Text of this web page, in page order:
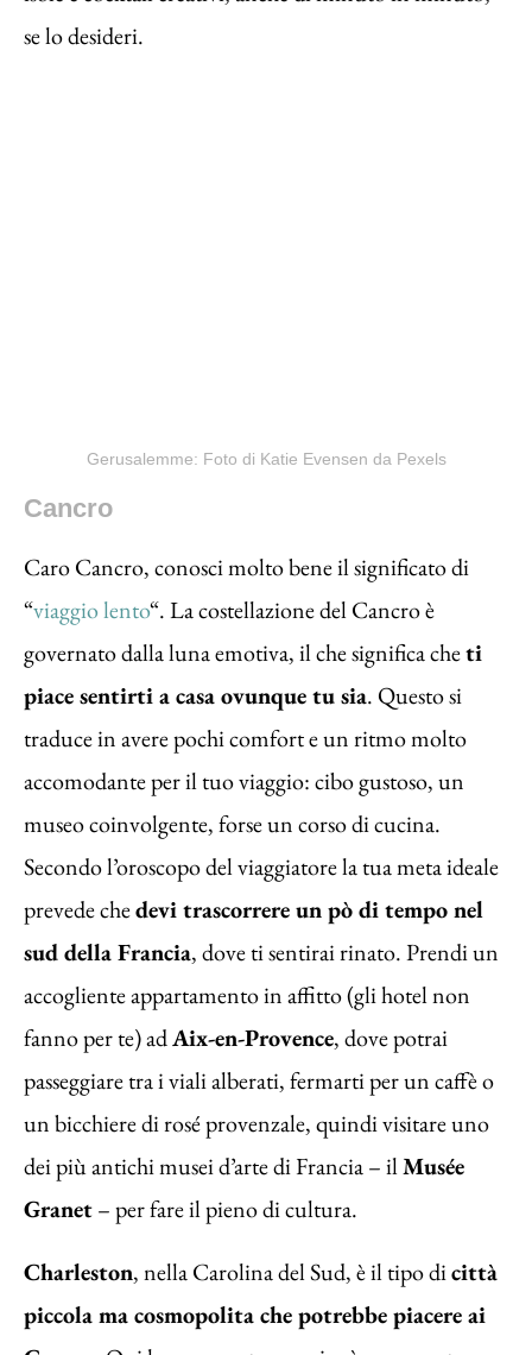
se lo desideri.
Gerusalemme: Foto di Katie Evensen da Pexels
Cancro
Caro Cancro, conosci molto bene il significato di
“viaggio lento“. La costellazione del Cancro è
governato dalla luna emotiva, il che significa cheti
piace sentirti a casa ovunque tu sia. Questo si
traduce in avere pochi comfort e un ritmo molto
accomodante per il tuo viaggio: cibo gustoso, un
museo coinvolgente, forse un corso di cucina.
Secondo l’oroscopo del viaggiatore la tua meta ideale
prevede chedevi trascorrere un pò di tempo nel
sud della Francia, dove ti sentirai rinato. Prendi un
accogliente appartamento in affitto (gli hotel non
fanno per te) adAix-en-Provence, dove potrai
passeggiare tra i viali alberati, fermarti per un caffè o
un bicchiere di rosé provenzale, quindi visitare uno
dei più antichi musei d’arte di Francia – ilMusée
Granet– per fare il pieno di cultura.
Charleston, nella Carolina del Sud, è il tipo dicittà
piccola ma cosmopolita che potrebbe piacere ai